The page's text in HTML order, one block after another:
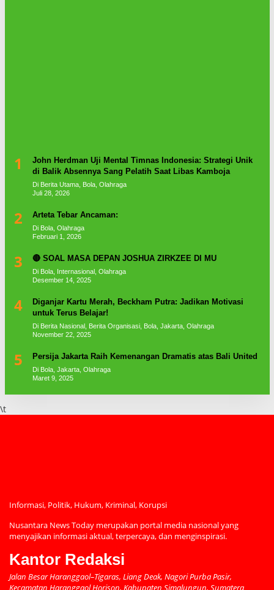
1
John Herdman Uji Mental Timnas Indonesia: Strategi Unik
di Balik Absennya Sang Pelatih Saat Libas Kamboja
Di Berita Utama, Bola, Olahraga
Juli 28, 2026
2 Arteta Tebar Ancaman:
Di Bola, Olahraga
Februari 1, 2026
3 🔴 SOAL MASA DEPAN JOSHUA ZIRKZEE DI MU
Di Bola, Internasional, Olahraga
Desember 14, 2025
4
Diganjar Kartu Merah, Beckham Putra: Jadikan Motivasi
untuk Terus Belajar!
Di Berita Nasional, Berita Organisasi, Bola, Jakarta, Olahraga
November 22, 2025
5 Persija Jakarta Raih Kemenangan Dramatis atas Bali United
Di Bola, Jakarta, Olahraga
Maret 9, 2025
\t
Informasi, Politik, Hukum, Kriminal, Korupsi
Nusantara News Today merupakan portal media nasional yang
menyajikan informasi aktual, terpercaya, dan menginspirasi.
Kantor Redaksi
Jalan Besar Haranggaol–Tigaras, Liang Deak, Nagori Purba Pasir,
Kecamatan Haranggaol Horison, Kabupaten Simalungun, Sumatera